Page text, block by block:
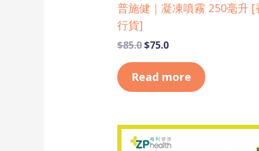
普施健｜凝凍噴霧 250毫升 [
行貨]
$85.0$75.0
Read more
Original
price
Current
price